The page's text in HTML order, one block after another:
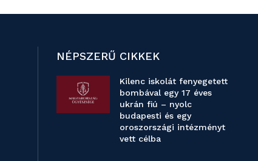
NÉPSZERŰ CIKKEK
Kilenc iskolát fenyegetett
bombával egy 17 éves
ukrán fiú – nyolc
budapesti és egy
oroszországi intézményt
vett célba